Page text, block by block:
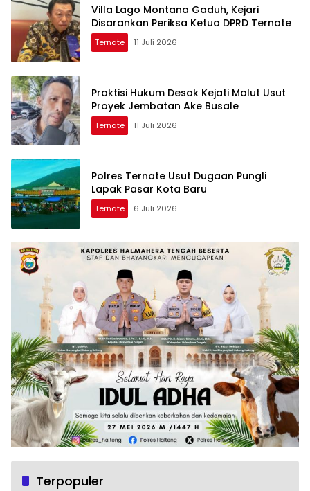
Villa Lago Montana Gaduh, Kejari
Disarankan Periksa Ketua DPRD Ternate
Ternate 11 Juli 2026
Praktisi Hukum Desak Kejati Malut Usut
Proyek Jembatan Ake Busale
Ternate 11 Juli 2026
Polres Ternate Usut Dugaan Pungli
Lapak Pasar Kota Baru
Ternate 6 Juli 2026
Terpopuler